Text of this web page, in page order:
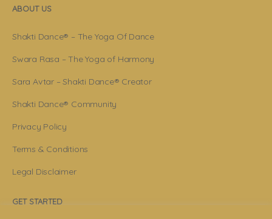
ABOUT US
Shakti Dance® – The Yoga Of Dance
Swara Rasa – The Yoga of Harmony
Sara Avtar – Shakti Dance® Creator
Shakti Dance® Community
Privacy Policy
Terms & Conditions
Legal Disclaimer
GET STARTED